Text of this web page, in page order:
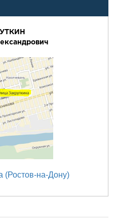
(Ростов-на-Дону)